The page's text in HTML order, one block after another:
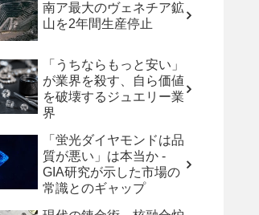
南ア最大のヴェネチア鉱
山を2年間生産停止
「うちならもっと安い」
が業界を殺す、自ら価値
を破壊するジュエリー業
界
「蛍光ダイヤモンドは品
質が悪い」は本当か -
GIA研究が示した市場の
常識とのギャップ